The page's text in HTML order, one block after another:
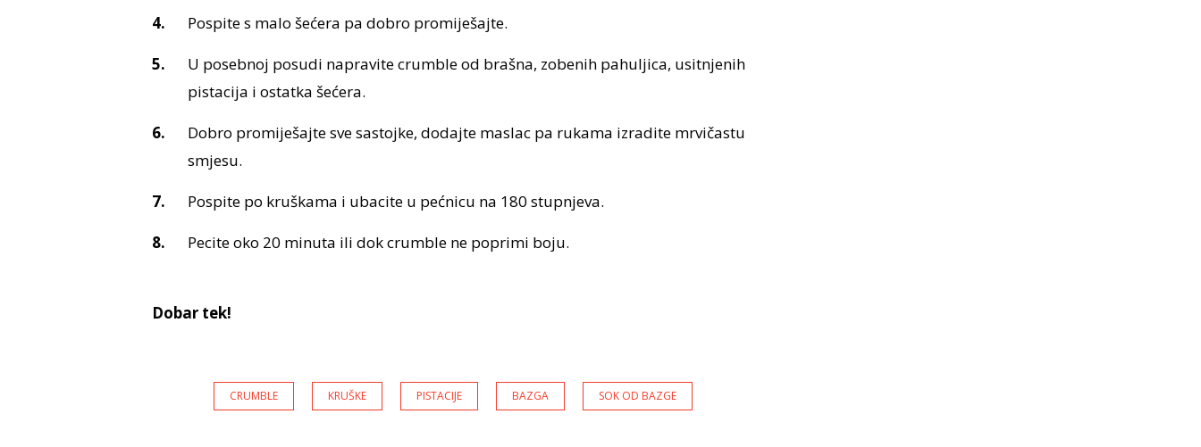
Pospite s malo šećera pa dobro promiješajte.
U posebnoj posudi napravite crumble od brašna, zobenih pahuljica, usitnjenih
pistacija i ostatka šećera.
Dobro promiješajte sve sastojke, dodajte maslac pa rukama izradite mrvičastu
smjesu.
Pospite po kruškama i ubacite u pećnicu na 180 stupnjeva.
Pecite oko 20 minuta ili dok crumble ne poprimi boju.
Dobar tek!
CRUMBLE KRUŠKE PISTACIJE BAZGA SOK OD BAZGE